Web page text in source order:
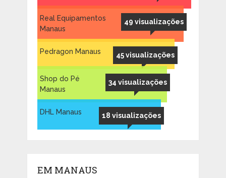
49 visualizações
Real Equipamentos
Manaus
45 visualizações
Pedragon Manaus
34 visualizações
Shop do Pé
Manaus
18 visualizações
DHL Manaus
EM MANAUS